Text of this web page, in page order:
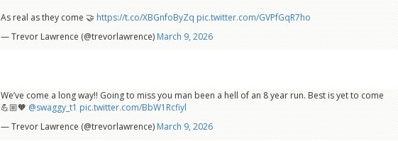
As real as they come 🤝https://t.co/XBGnfoByZq pic.twitter.com/GVPfGqR7ho
— Trevor Lawrence (@trevorlawrence)March 9, 2026
We’ve come a long way!! Going to miss you man been a hell of an 8 year run. Best is yet to come
💪🏼🧡 @swaggy_t1 pic.twitter.com/BbW1Rcfiyl
— Trevor Lawrence (@trevorlawrence)March 9, 2026